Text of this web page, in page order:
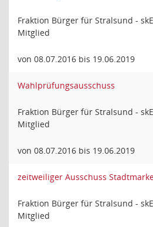
Fraktion Bürger für Stralsund -
Mitglied
von 08.07.2016 bis 19.06.2019
Wahlprüfungsausschuss
Fraktion Bürger für Stralsund -
Mitglied
von 08.07.2016 bis 19.06.2019
zeitweiliger Ausschuss
Fraktion Bürger für Stralsund -
Mitglied